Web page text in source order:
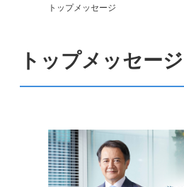
トップメッセージ
トップメッセージ